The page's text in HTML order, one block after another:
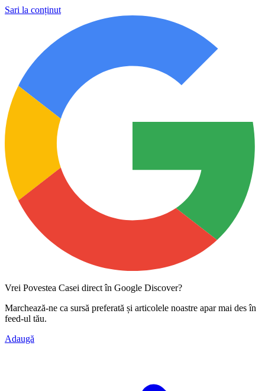
Sari la conținut
Vrei Povestea Casei direct în Google Discover?
Marchează-ne ca sursă preferată și articolele noastre apar mai des în
feed-ul tău.
Adaugă